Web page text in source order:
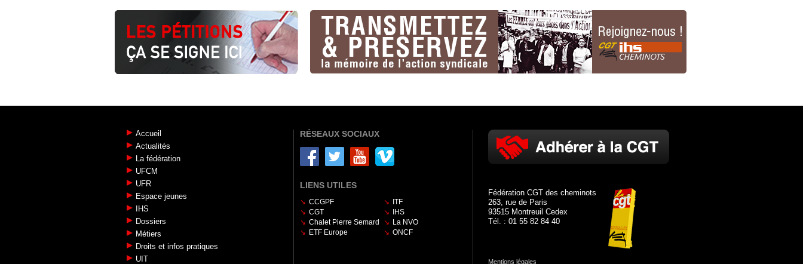
Accueil
Actualités
La fédération
UFCM
UFR
Espace jeunes
IHS
Dossiers
Métiers
Droits et infos pratiques
UIT
RÉSEAUX SOCIAUX
LIENS UTILES
CCGPF
CGT
Chalet Pierre Semard
ETF Europe
ITF
IHS
La NVO
ONCF
Fédération CGT des cheminots
263, rue de Paris
93515 Montreuil Cedex
Tél. : 01 55 82 84 40
Mentions légales